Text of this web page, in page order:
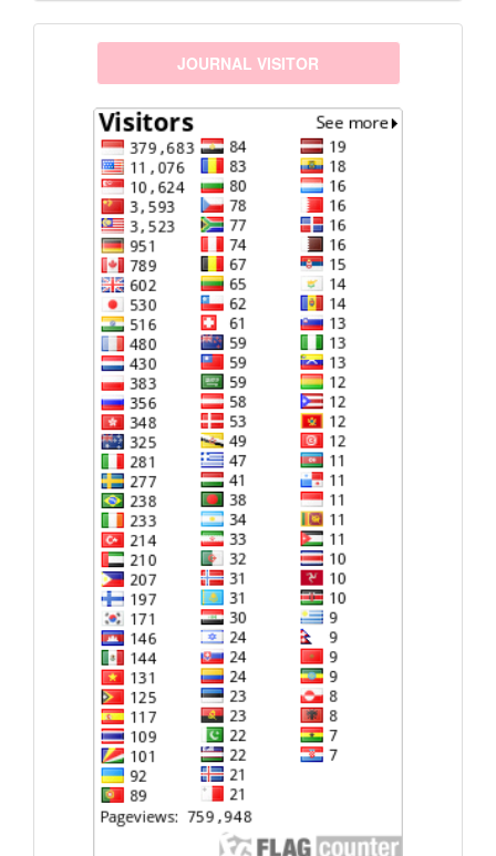
visitors JOURNAL VISITOR